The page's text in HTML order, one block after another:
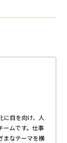
に目を向け、人
ームです。仕事
まなテーマを横